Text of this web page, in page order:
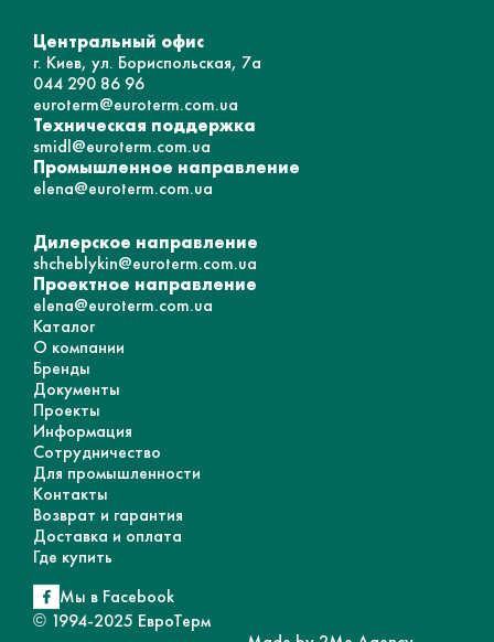
Центральный офис
г. Киев, ул. Бориспольская, 7а
044 290 86 96
euroterm@euroterm.com.ua
Техническая поддержка
smidl@euroterm.com.ua
Промышленное направление
elena@euroterm.com.ua
Дилерское направление
shcheblykin@euroterm.com.ua
Проектное направление
elena@euroterm.com.ua
Каталог
О компании
Бренды
Документы
Проекты
Информация
Сотрудничество
Для промышленности
Контакты
Возврат и гарантия
Доставка и оплата
Где купить
Мы в Facebook
© 1994-2025 ЕвроТерм